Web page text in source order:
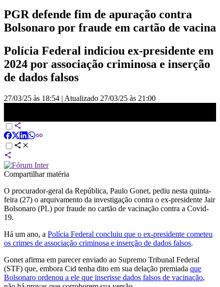
PGR defende fim de apuração contra
Bolsonaro por fraude em cartão de vacina
Polícia Federal indiciou ex-presidente em
2024 por associação criminosa e inserção
de dados falsos
27/03/25 às 18:54 | Atualizado 27/03/25 às 21:00
Compartilhar matéria
O procurador-geral da República, Paulo Gonet, pediu nesta quinta-
feira (27) o arquivamento da investigação contra o ex-presidente Jair
Bolsonaro (PL) por fraude no cartão de vacinação contra a Covid-
19.
Há um ano, a Polícia Federal concluiu que o ex-presidente cometeu
os crimes de associação criminosa e inserção de dados falsos.
Gonet afirma em parecer enviado ao Supremo Tribunal Federal
(STF) que, embora Cid tenha dito em sua delação premiada que
Bolsonaro ordenou a ele que inserisse dados falsos de vacinação,